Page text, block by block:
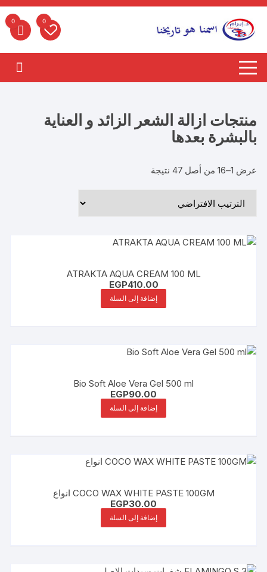
التجاوز
المحتوى
0
0
منتجات ازالة الشعر الزائد و العناية
بالبشرة بعدها
عرض 1–16 من أصل 47 نتيجة
ATRAKTA AQUA CREAM 100 ML
EGP410.00
إضافة إلى السلة
Bio Soft Aloe Vera Gel 500 ml
EGP90.00
إضافة إلى السلة
COCO WAX WHITE PASTE 100GM انواع
EGP30.00
إضافة إلى السلة